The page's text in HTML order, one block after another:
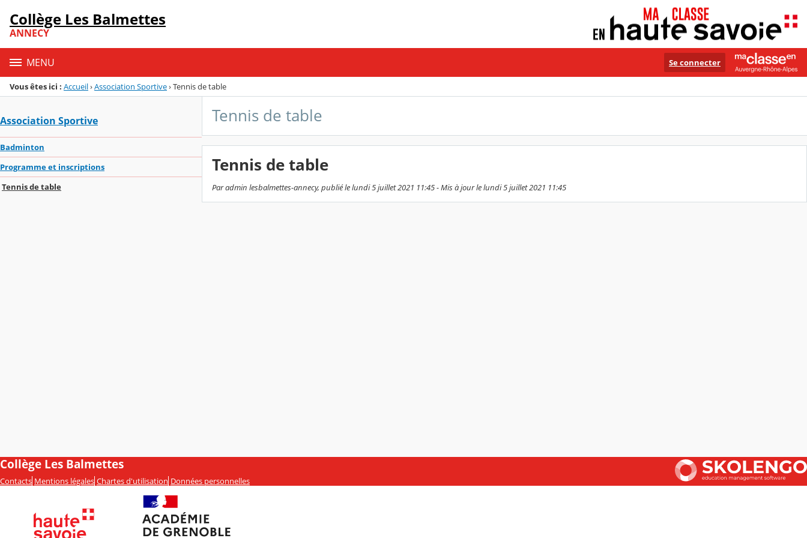
Menu de la rubrique
Contenu
Collège Les Balmettes
ANNECY
MENU Se connecter
Vous êtes ici : Accueil›Association Sportive›Tennis de table
Association Sportive
Badminton
Programme et inscriptions
Tennis de table
Tennis de table
Tennis de table
Par admin lesbalmettes-annecy, publié le lundi 5 juillet 2021 11:45 - Mis à jour le lundi 5 juillet 2021 11:45
Collège Les Balmettes
Contacts Mentions légales Chartes d'utilisation Données personnelles